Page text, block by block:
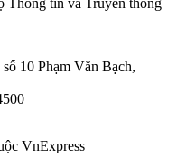
10 Phạm Văn Bạch,
VnExpress